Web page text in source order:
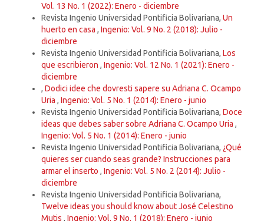
Vol. 13 No. 1 (2022): Enero - diciembre
Revista Ingenio Universidad Pontificia Bolivariana, Un
huerto en casa , Ingenio: Vol. 9 No. 2 (2018): Julio -
diciembre
Revista Ingenio Universidad Pontificia Bolivariana, Los
que escribieron , Ingenio: Vol. 12 No. 1 (2021): Enero -
diciembre
, Dodici idee che dovresti sapere su Adriana C. Ocampo
Uria , Ingenio: Vol. 5 No. 1 (2014): Enero - junio
Revista Ingenio Universidad Pontificia Bolivariana, Doce
ideas que debes saber sobre Adriana C. Ocampo Uria ,
Ingenio: Vol. 5 No. 1 (2014): Enero - junio
Revista Ingenio Universidad Pontificia Bolivariana, ¿Qué
quieres ser cuando seas grande? Instrucciones para
armar el inserto , Ingenio: Vol. 5 No. 2 (2014): Julio -
diciembre
Revista Ingenio Universidad Pontificia Bolivariana,
Twelve ideas you should know about José Celestino
Mutis , Ingenio: Vol. 9 No. 1 (2018): Enero - junio